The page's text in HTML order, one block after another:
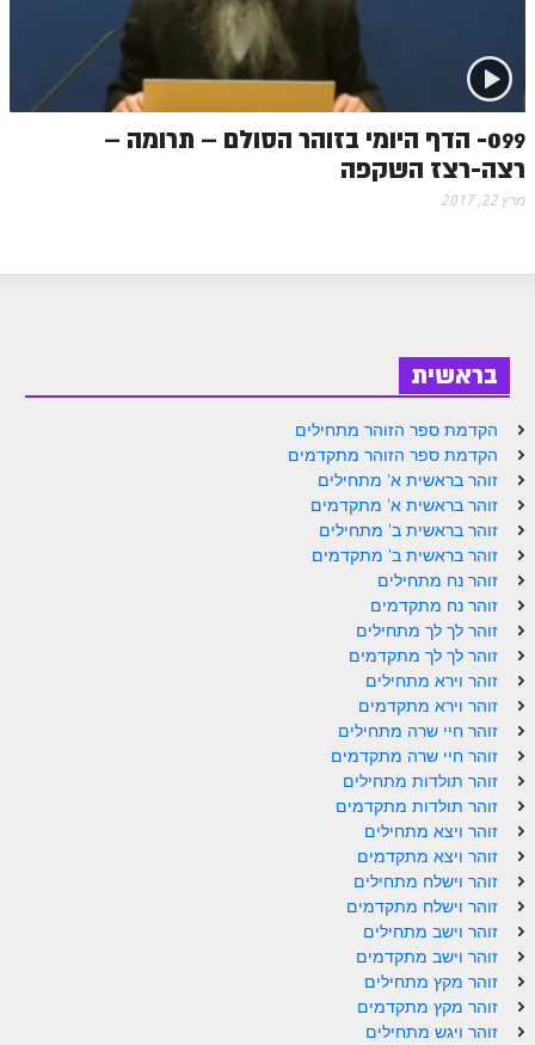
זוהר פנחס למתקדמים
ספר הזוהר – דברים
זוהר ואתחנן למתחילים
זוהר ואתחנן למתקדמים
זהר שופטים מתקדמים
זוהר כי תצא מתקדמים
זוהר וילך השקפה
זוהר וילך מתקדמים
שידור חי
תגיות ונושאים
אודות אתר הזוהר היומי
אודות בית מדרש הסולם
ספר הזוהר
גדולי ישראל על הזוהר
הקדשות על דיסקים
תרומות
099- הדף היומי בזוהר הסולם – תרומה –
רצה-רצז השקפה
מרץ 22, 2017
בראשית
הקדמת ספר הזוהר מתחילים
הקדמת ספר הזוהר מתקדמים
זוהר בראשית א' מתחילים
זוהר בראשית א' מתקדמים
זוהר בראשית ב' מתחילים
זוהר בראשית ב' מתקדמים
זוהר נח מתחילים
זוהר נח מתקדמים
זוהר לך לך מתחילים
זוהר לך לך מתקדמים
זוהר וירא מתחילים
זוהר וירא מתקדמים
זוהר חיי שרה מתחילים
זוהר חיי שרה מתקדמים
זוהר תולדות מתחילים
זוהר תולדות מתקדמים
זוהר ויצא מתחילים
זוהר ויצא מתקדמים
זוהר וישלח מתחילים
זוהר וישלח מתקדמים
זוהר וישב מתחילים
זוהר וישב מתקדמים
זוהר מקץ מתחילים
זוהר מקץ מתקדמים
זוהר ויגש מתחילים